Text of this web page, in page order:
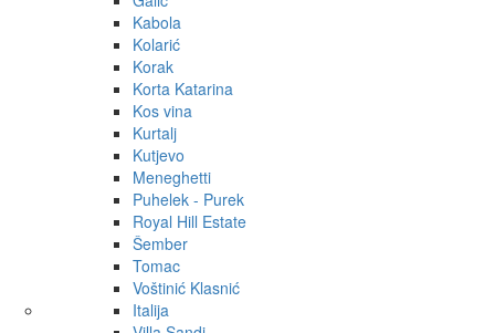
Kabola
Kolarić
Korak
Korta Katarina
Kos vina
Kurtalj
Kutjevo
Meneghetti
Puhelek - Purek
Royal Hill Estate
Šember
Tomac
Voštinić Klasnić
Italija